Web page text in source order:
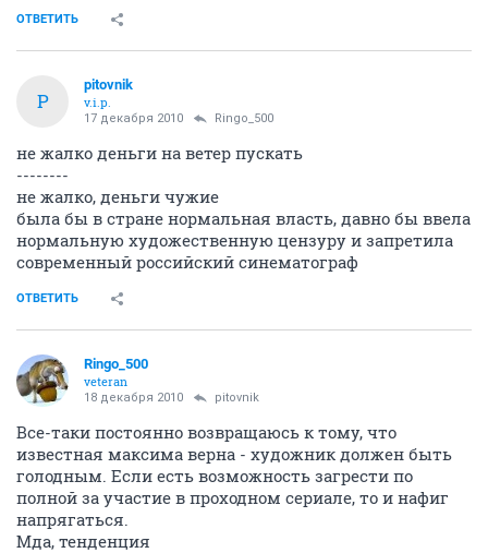
ОТВЕТИТЬ
P
pitovnik
v.i.p.
17 декабря 2010 Ringo_500
не жалко деньги на ветер пускать
--------
не жалко, деньги чужие
была бы в стране нормальная власть, давно бы ввела
нормальную художественную цензуру и запретила
современный российский синематограф
ОТВЕТИТЬ
Ringo_500
veteran
18 декабря 2010 pitovnik
Все-таки постоянно возвращаюсь к тому, что
известная максима верна - художник должен быть
голодным. Если есть возможность загрести по
полной за участие в проходном сериале, то и нафиг
напрягаться.
Мда, тенденция